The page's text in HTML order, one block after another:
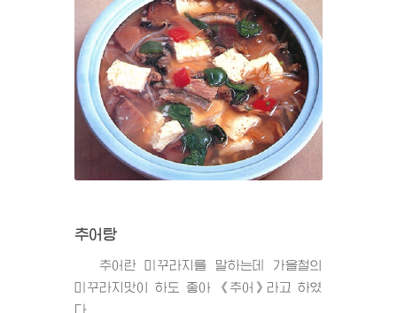
추어탕
추어란 미꾸라지를 말하는데 가을철의
미꾸라지맛이 하도 좋아 《추어》라고 하였
다.